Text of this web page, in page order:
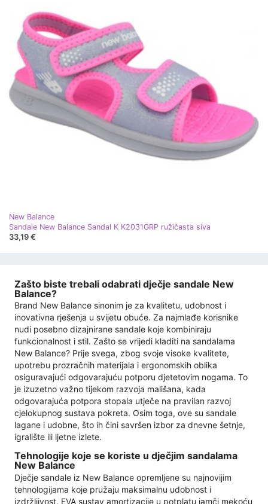
New Balance
Sandale New Balance Sandal K K2031GRP ružičasta siva
33,19 €
Zašto biste trebali odabrati dječje sandale New
Balance?
Brand New Balance sinonim je za kvalitetu, udobnost i
inovativna rješenja u svijetu obuće. Za najmlađe korisnike
nudi posebno dizajnirane sandale koje kombiniraju
funkcionalnost i stil. Zašto se vrijedi kladiti na sandalama
New Balance? Prije svega, zbog svoje visoke kvalitete,
upotrebu prozračnih materijala i ergonomskih oblika
osiguravajući odgovarajuću potporu djetetovim nogama. To
je izuzetno važno tijekom razvoja mališana, kada
odgovarajuća potpora stopala utječe na pravilan razvoj
cjelokupnog sustava pokreta. Osim toga, ove su sandale
lagane i udobne, što ih čini savršen izbor za dnevne šetnje,
igralište ili ljetne izlete.
Tehnologije koje se koriste u dječjim sandalama
New Balance
Dječje sandale iz New Balance opremljene su najnovijim
tehnologijama koje pružaju maksimalnu udobnost i
izdržljivost. EVA sustav amortizacije u potplatu jamči mekoću